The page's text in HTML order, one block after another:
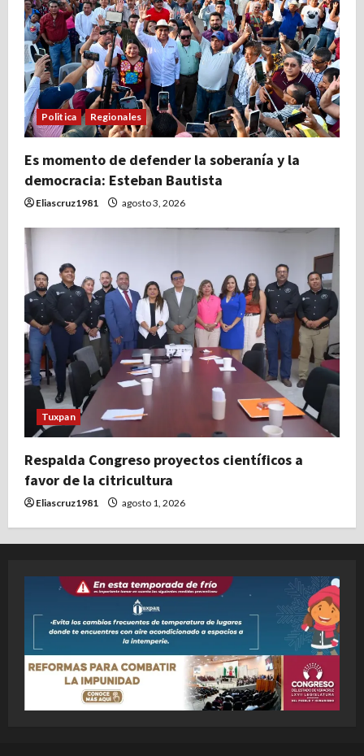
Politica Regionales
Es momento de defender la soberanía y la
democracia: Esteban Bautista
Eliascruz1981 agosto 3, 2026
Tuxpan
Respalda Congreso proyectos científicos a
favor de la citricultura
Eliascruz1981 agosto 1, 2026